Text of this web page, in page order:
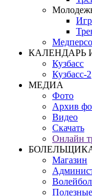
КАЛЕНДАРЬ
Кузбасс
Кузбасс-2
МЕДИА
Фото
Архив
Видео
Скачать
Онлайн
Магазин